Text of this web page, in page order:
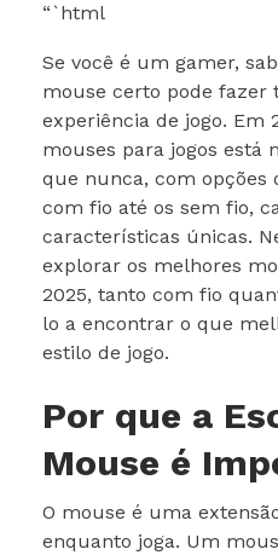
“`html
Se você é um gamer,
mouse certo pode fazer
experiência de jogo. Em
mouses para jogos está
que nunca, com opções
com fio até os sem fio,
características únicas.
explorar os melhores
2025, tanto com fio
lo a encontrar o que
estilo de jogo.
Por que a
Mouse é
O mouse é uma
enquanto joga. Um